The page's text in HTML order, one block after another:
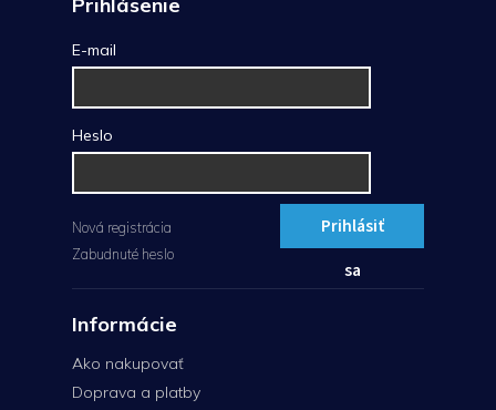
E-mail
Heslo
Prihlásiť
sa
Nová registrácia
Zabudnuté heslo
Informácie
Ako nakupovať
Doprava a platby